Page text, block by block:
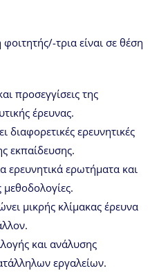
τρια είναι σε θέση
προσεγγίσεις της
έρευνας.
διαφορετικές ερευνητικές
εκπαίδευσης.
ερευνητικά ερωτήματα και
μεθοδολογίες.
μικρής κλίμακας έρευνα
και ανάλυσης
εργαλείων.